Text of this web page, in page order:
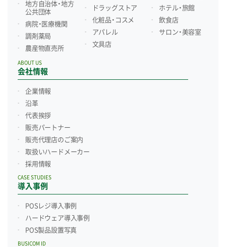
地方自治体・地方
公共団体
病院・医療機関
調剤薬局
農産物直売所
ドラッグストア
化粧品・コスメ
アパレル
文具店
ホテル・旅館
飲食店
サロン・美容室
会社情報
ABOUT US
企業情報
沿革
代表挨拶
販売パートナー
販売代理店のご案内
取扱いハードメーカー
採用情報
導入事例
CASE STUDIES
POSレジ導入事例
ハードウェア導入事例
POS製品設置写真
BUSICOM ID